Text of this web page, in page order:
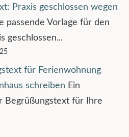
Praxis geschlossen wegen
passende Vorlage für den
geschlossen...
für Ferienwohnung
schreiben Ein
Begrüßungstext für Ihre